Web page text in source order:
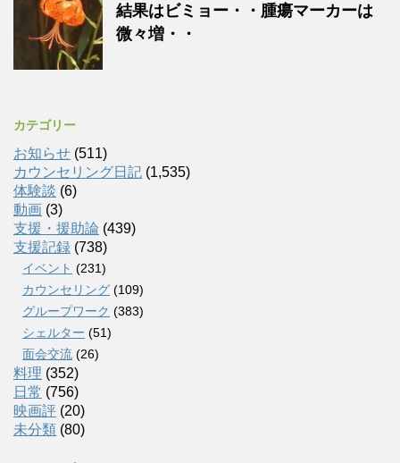
結果はビミョー・・腫瘍マーカーは
微々増・・
カテゴリー
お知らせ (511)
カウンセリング日記 (1,535)
体験談 (6)
動画 (3)
支援・援助論 (439)
支援記録 (738)
イベント (231)
カウンセリング (109)
グループワーク (383)
シェルター (51)
面会交流 (26)
料理 (352)
日常 (756)
映画評 (20)
未分類 (80)